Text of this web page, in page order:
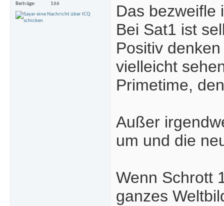
Beiträge
166
Das bezweifle
Bei Sat1 ist
Positiv
vielleicht
Primetime,
Außer
um und die
Wenn Schrott
ganzes